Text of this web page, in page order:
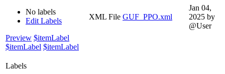
No labels
Edit Labels
Preview $itemLabel
$itemLabel $itemLabel
XML File GUF_PPO.xml
Jan 04,
2025 by
@User
Labels